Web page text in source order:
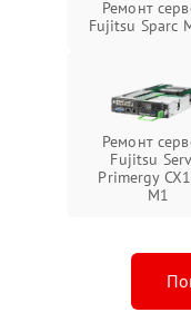
Ремонт
Fujitsu Sparc
Ремонт
Fujitsu
Primergy
M1